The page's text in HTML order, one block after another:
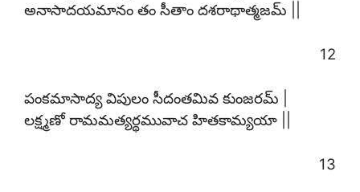
అనాసాదయమానం తం సీతాం దశరాథాత్మజమ్ ||
12
పంకమాసాద్య విపులం సీదంతమివ కుంజరమ్ |
లక్ష్మణో రామమత్యర్థమువాచ హితకామ్యయా ||
13